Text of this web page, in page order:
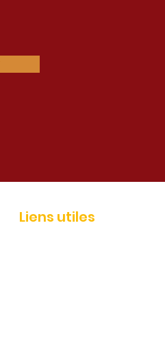
Liens utiles